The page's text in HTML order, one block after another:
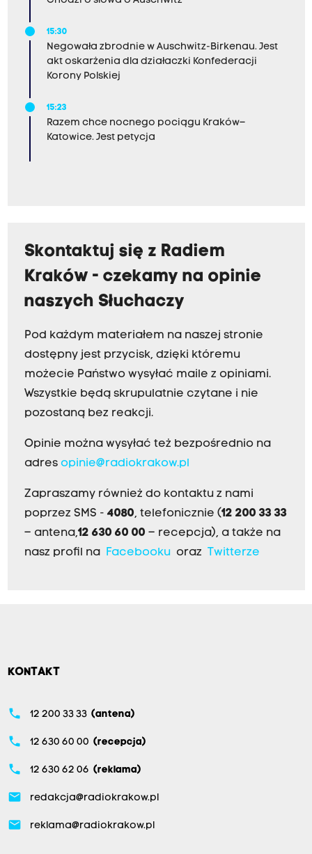
15:30
Negowała zbrodnie w Auschwitz-Birkenau. Jest
akt oskarżenia dla działaczki Konfederacji
Korony Polskiej
15:23
Razem chce nocnego pociągu Kraków–
Katowice. Jest petycja
Skontaktuj się z Radiem
Kraków - czekamy na opinie
naszych Słuchaczy
Pod każdym materiałem na naszej stronie
dostępny jest przycisk, dzięki któremu
możecie Państwo wysyłać maile z opiniami.
Wszystkie będą skrupulatnie czytane i nie
pozostaną bez reakcji.
Opinie można wysyłać też bezpośrednio na
adres opinie@radiokrakow.pl
Zapraszamy również do kontaktu z nami
poprzez SMS - 4080, telefonicznie (12 200 33 33
– antena,12 630 60 00 – recepcja), a także na
nasz profil na Facebookuoraz Twitterze
KONTAKT
phone 12 200 33 33 (antena)
phone 12 630 60 00 (recepcja)
phone 12 630 62 06 (reklama)
email redakcja@radiokrakow.pl
email reklama@radiokrakow.pl